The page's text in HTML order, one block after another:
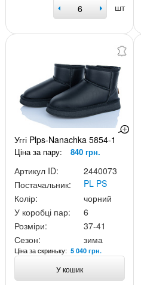
шт
Уггі Plps-Nanachka 5854-1
Ціна за пару: 840 грн.
Артикул ID:
2440073
Постачальник:
PL PS
Колір:
чорний
У коробці пар:
6
Розміри:
37-41
Сезон:
зима
Ціна за скриньку: 5 040 грн.
У кошик